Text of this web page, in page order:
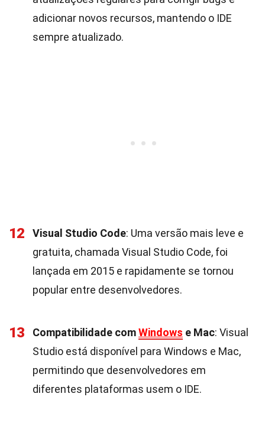
adicionar novos recursos, mantendo o IDE
sempre atualizado.
12 Visual Studio Code: Uma versão mais leve e
gratuita, chamada Visual Studio Code, foi
lançada em 2015 e rapidamente se tornou
popular entre desenvolvedores.
13 Compatibilidade comWindows e Mac: Visual
Studio está disponível para Windows e Mac,
permitindo que desenvolvedores em
diferentes plataformas usem o IDE.